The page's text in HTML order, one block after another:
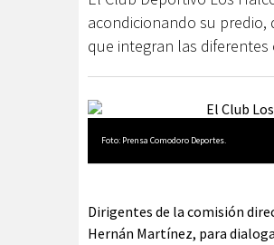
acondicionando su
que integran las
Foto: Prensa Comodoro Deportes.
Dirigentes de la comisión
Hernán Martínez, para